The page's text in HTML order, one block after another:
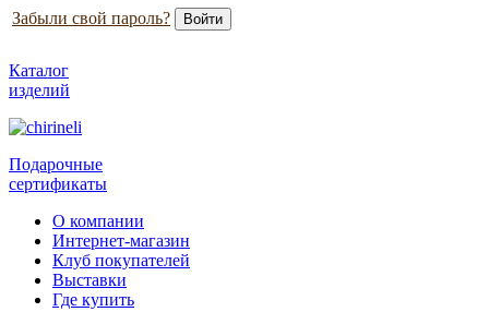
Забыли свой пароль?
Каталог
изделий
Подарочные
сертификаты
О компании
Интернет-магазин
Клуб покупателей
Выставки
Где купить